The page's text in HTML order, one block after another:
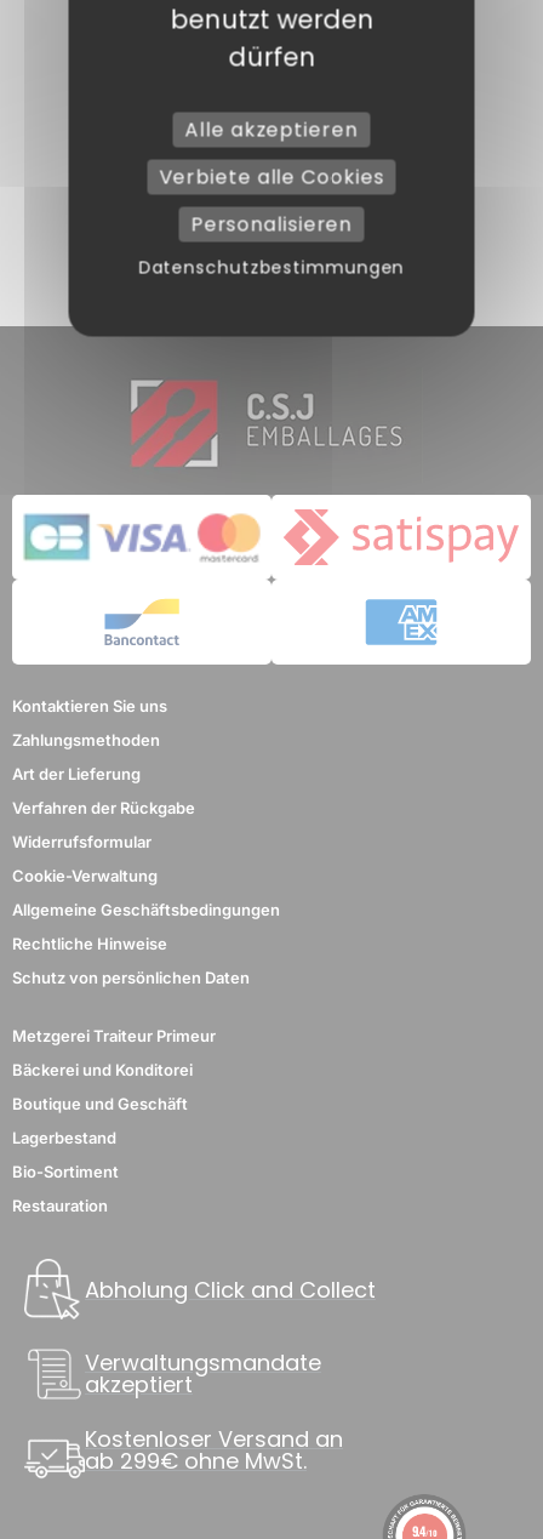
Kontaktieren Sie uns
Zahlungsmethoden
Art der Lieferung
Verfahren der Rückgabe
Widerrufsformular
Cookie-Verwaltung
Allgemeine Geschäftsbedingungen
Rechtliche Hinweise
Schutz von persönlichen Daten
Metzgerei Traiteur Primeur
Bäckerei und Konditorei
Boutique und Geschäft
Lagerbestand
Bio-Sortiment
Restauration
Abholung Click and Collect
Verwaltungsmandate
akzeptiert
Kostenloser Versand an
ab 299€ ohne MwSt.
9.4/10
benutzt werden
dürfen
Alle akzeptieren
Verbiete alle Cookies
Personalisieren
Datenschutzbestimmungen